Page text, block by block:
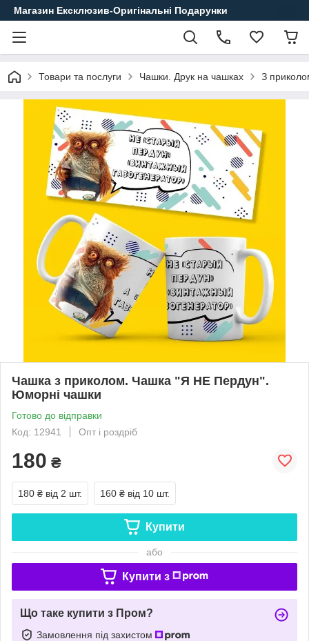
Магазин Ексклюзив-Оригінальні Подарунки
Товари та послуги Чашки. Друк на чашках З
Чашка з приколом. Чашка "Я НЕ Пердун".
Юморні чашки
Готово до відправки
Код: 12941
Опт і роздріб
180 ₴
180 ₴ від 2 шт. 160 ₴ від 10 шт.
Купити
або
Купити з
Що таке купити з Пром?
Замовлення під захистом